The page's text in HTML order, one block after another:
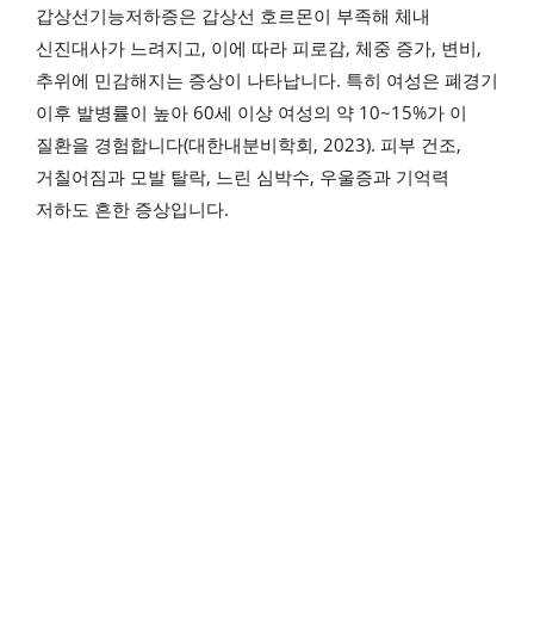
갑상선기능저하증은 갑상선 호르몬이 부족해 체내
신진대사가 느려지고, 이에 따라 피로감, 체중 증가, 변비,
추위에 민감해지는 증상이 나타납니다. 특히 여성은 폐경기
이후 발병률이 높아 60세 이상 여성의 약 10~15%가 이
질환을 경험합니다(대한내분비학회, 2023). 피부 건조,
거칠어짐과 모발 탈락, 느린 심박수, 우울증과 기억력
저하도 흔한 증상입니다.